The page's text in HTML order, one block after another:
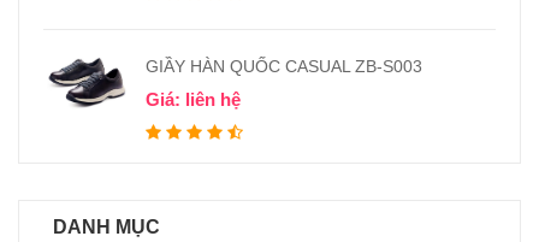
GIẦY HÀN QUỐC CASUAL ZB-S003
Giá: liên hệ
DANH MỤC